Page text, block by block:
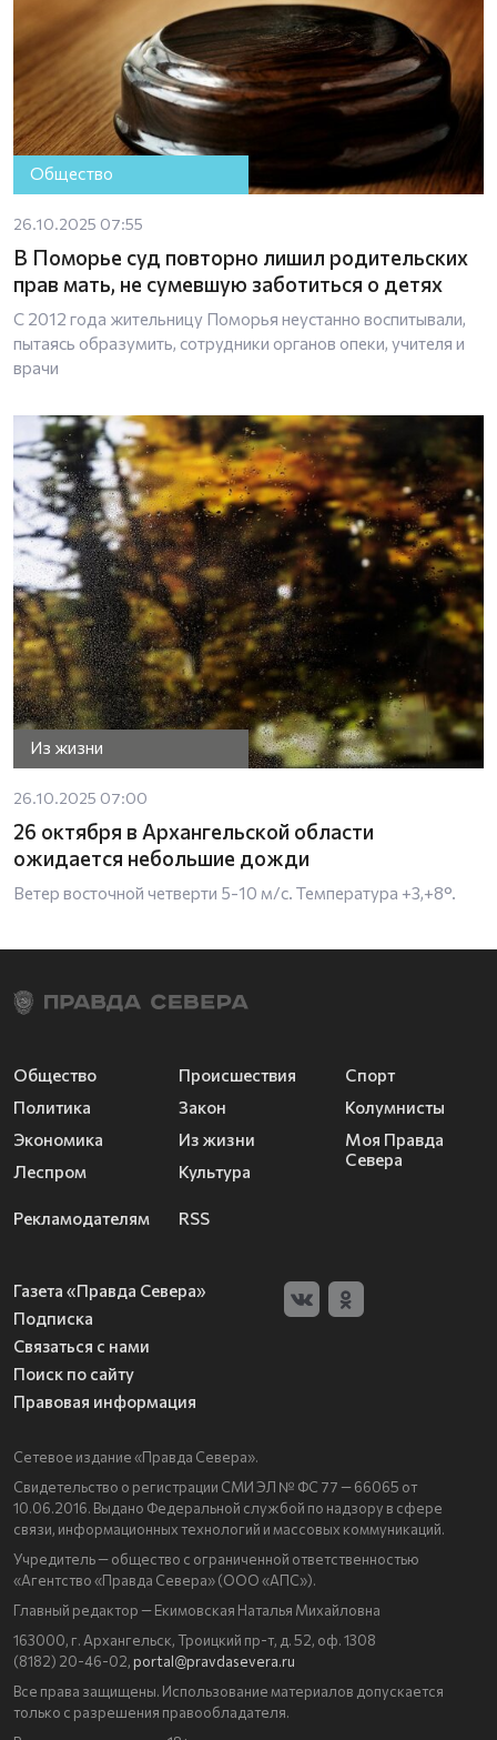
Общество
26.10.2025 07:55
В Поморье суд повторно лишил родительских
прав мать, не сумевшую заботиться о детях
С 2012 года жительницу Поморья неустанно воспитывали,
пытаясь образумить, сотрудники органов опеки, учителя и
врачи
Из жизни
26.10.2025 07:00
26 октября в Архангельской области
ожидается небольшие дожди
Ветер восточной четверти 5-10 м/с. Температура +3,+8°.
Общество
Политика
Экономика
Леспром
Происшествия
Закон
Из жизни
Культура
Спорт
Колумнисты
Моя Правда
Севера
Рекламодателям RSS
Газета «Правда Севера»
Подписка
Связаться с нами
Поиск по сайту
Правовая информация
Сетевое издание «Правда Севера».
Свидетельство о регистрации СМИ ЭЛ № ФС 77 — 66065 от
10.06.2016. Выдано Федеральной службой по надзору в сфере
связи, информационных технологий и массовых коммуникаций.
Учредитель — общество с ограниченной ответственностью
«Агентство «Правда Севера» (ООО «АПС»).
Главный редактор — Екимовская Наталья Михайловна
163000, г. Архангельск, Троицкий пр-т, д. 52, оф. 1308
(8182) 20-46-02, portal@pravdasevera.ru
Все права защищены. Использование материалов допускается
только с разрешения правообладателя.